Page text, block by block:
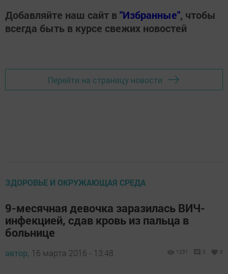
Добавляйте наш сайт в"Избранные", чтобы
всегда быть в курсе свежих новостей
Перейти на страницу новости
ЗДОРОВЬЕ И ОКРУЖАЮЩАЯ СРЕДА
9-месячная девочка заразилась ВИЧ-
инфекцией, сдав кровь из пальца в
больнице
автор, 16 марта 2016 - 13:48 1231 0 0